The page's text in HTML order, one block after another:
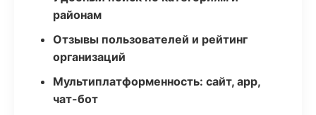
районам
Отзывы пользователей и рейтинг
организаций
Мультиплатформенность: сайт, app,
чат-бот